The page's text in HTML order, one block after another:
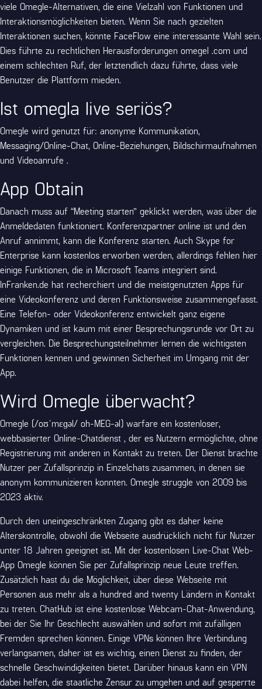
viele Omegle-Alternativen, die eine Vielzahl von Funktionen und
Interaktionsmöglichkeiten bieten. Wenn Sie nach gezielten
Interaktionen suchen, könnte FaceFlow eine interessante Wahl sein.
Dies führte zu rechtlichen Herausforderungen omegel .com und
einem schlechten Ruf, der letztendlich dazu führte, dass viele
Benutzer die Plattform mieden.
Ist omegla live seriös?
Omegle wird genutzt für: anonyme Kommunikation,
Messaging/Online-Chat, Online-Beziehungen, Bildschirmaufnahmen
und Videoanrufe .
App Obtain
Danach muss auf “Meeting starten” geklickt werden, was über die
Anmeldedaten funktioniert. Konferenzpartner online ist und den
Anruf annimmt, kann die Konferenz starten. Auch Skype for
Enterprise kann kostenlos erworben werden, allerdings fehlen hier
einige Funktionen, die in Microsoft Teams integriert sind.
InFranken.de hat recherchiert und die meistgenutzten Apps für
eine Videokonferenz und deren Funktionsweise zusammengefasst.
Eine Telefon- oder Videokonferenz entwickelt ganz eigene
Dynamiken und ist kaum mit einer Besprechungsrunde vor Ort zu
vergleichen. Die Besprechungsteilnehmer lernen die wichtigsten
Funktionen kennen und gewinnen Sicherheit im Umgang mit der
App.
Wird Omegle überwacht?
Omegle (/oʊˈmɛɡəl/ oh-MEG-əl) warfare ein kostenloser,
webbasierter Online-Chatdienst , der es Nutzern ermöglichte, ohne
Registrierung mit anderen in Kontakt zu treten. Der Dienst brachte
Nutzer per Zufallsprinzip in Einzelchats zusammen, in denen sie
anonym kommunizieren konnten. Omegle struggle von 2009 bis
2023 aktiv.
Durch den uneingeschränkten Zugang gibt es daher keine
Alterskontrolle, obwohl die Webseite ausdrücklich nicht für Nutzer
unter 18 Jahren geeignet ist. Mit der kostenlosen Live-Chat Web-
App Omegle können Sie per Zufallsprinzip neue Leute treffen.
Zusätzlich hast du die Möglichkeit, über diese Webseite mit
Personen aus mehr als a hundred and twenty Ländern in Kontakt
zu treten. ChatHub ist eine kostenlose Webcam-Chat-Anwendung,
bei der Sie Ihr Geschlecht auswählen und sofort mit zufälligen
Fremden sprechen können. Einige VPNs können Ihre Verbindung
verlangsamen, daher ist es wichtig, einen Dienst zu finden, der
schnelle Geschwindigkeiten bietet. Darüber hinaus kann ein VPN
dabei helfen, die staatliche Zensur zu umgehen und auf gesperrte